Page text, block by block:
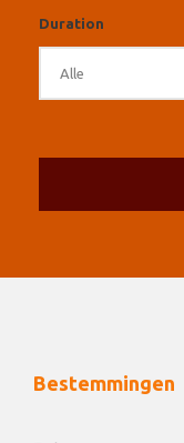
Duration
Bestemmingen